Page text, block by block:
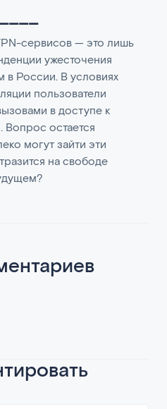
сервисов — это лишь
ужесточения
в России. В условиях
пользователи
в доступе к
остается
могут зайти эти
на свободе